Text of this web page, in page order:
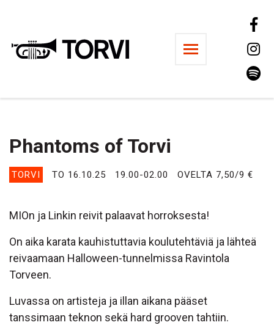
Ravintola Torvi
Phantoms of Torvi
TORVI TO 16.10.25 19.00-02.00 OVELTA 7,50/9 €
MIOn ja Linkin reivit palaavat horroksesta!
On aika karata kauhistuttavia koulutehtäviä ja lähteä
reivaamaan Halloween-tunnelmissa Ravintola
Torveen.
Luvassa on artisteja ja illan aikana pääset
tanssimaan teknon sekä hard grooven tahtiin.